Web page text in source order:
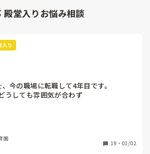
殿堂入りお悩み相談
入り
今の職場に転職して4年目です。
うしても雰囲気が合わず
います。
10年以上から何十年という先生がほとん
悪口が多く、
園
19 ・ 01/02